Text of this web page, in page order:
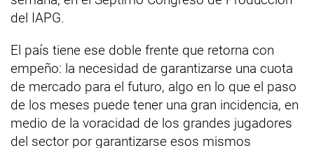
del IAPG.
El país tiene ese doble frente que retorna con
empeño: la necesidad de garantizarse una cuota
de mercado para el futuro, algo en lo que el paso
de los meses puede tener una gran incidencia, en
medio de la voracidad de los grandes jugadores
del sector por garantizarse esos mismos